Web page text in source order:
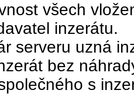
všech
inzerátu.
serveru uzná
bez
s